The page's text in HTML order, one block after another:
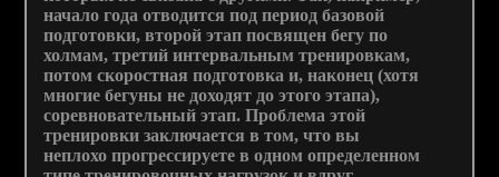
начало года отводится под период базовой
подготовки, второй этап посвящен бегу по
холмам, третий интервальным тренировкам,
потом скоростная подготовка и, наконец (хотя
многие бегуны не доходят до этого этапа),
соревновательный этап. Проблема этой
тренировки заключается в том, что вы
неплохо прогрессируете в одном определенном